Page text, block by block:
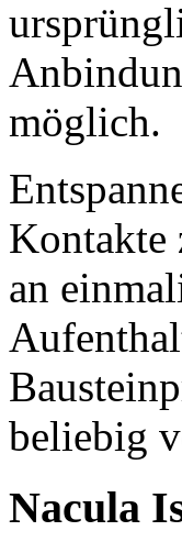
möglich.
Kontakte
an
beliebig
Nacula